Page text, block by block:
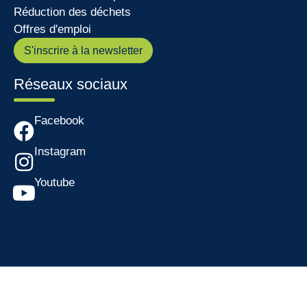
Réduction des déchets
Offres d'emploi
S'inscrire à la newsletter
Réseaux sociaux
Facebook
Instagram
Youtube